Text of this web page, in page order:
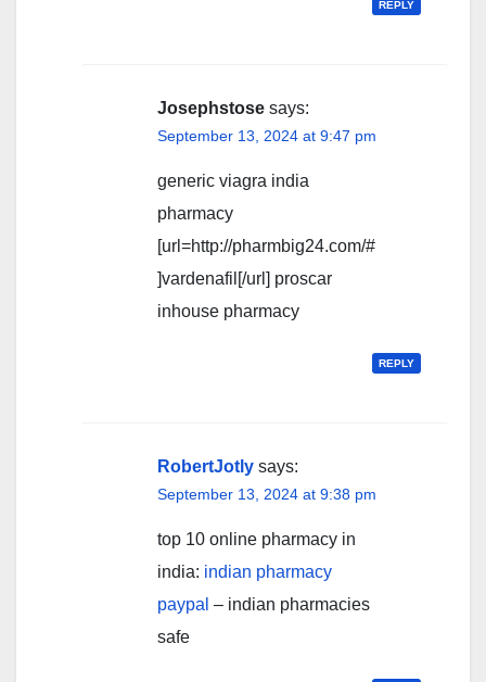
REPLY
Josephstose says:
September 13, 2024 at 9:47 pm
generic viagra india
pharmacy
[url=http://pharmbig24.com/#
]vardenafil[/url] proscar
inhouse pharmacy
REPLY
RobertJotly says:
September 13, 2024 at 9:38 pm
top 10 online pharmacy in
india: indian pharmacy
paypal – indian pharmacies
safe